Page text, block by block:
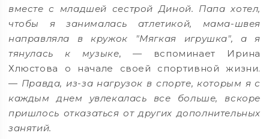
вместе с младшей сестрой Диной. Папа хотел,
чтобы я занималась атлетикой, мама-швея
направляла в кружок "Мягкая игрушка", а я
тянулась к музыке, — вспоминает Ирина
Хлюстова о начале своей спортивной жизни.
— Правда, из-за нагрузок в спорте, которым я с
каждым днем увлекалась все больше, вскоре
пришлось отказаться от других дополнительных
занятий.